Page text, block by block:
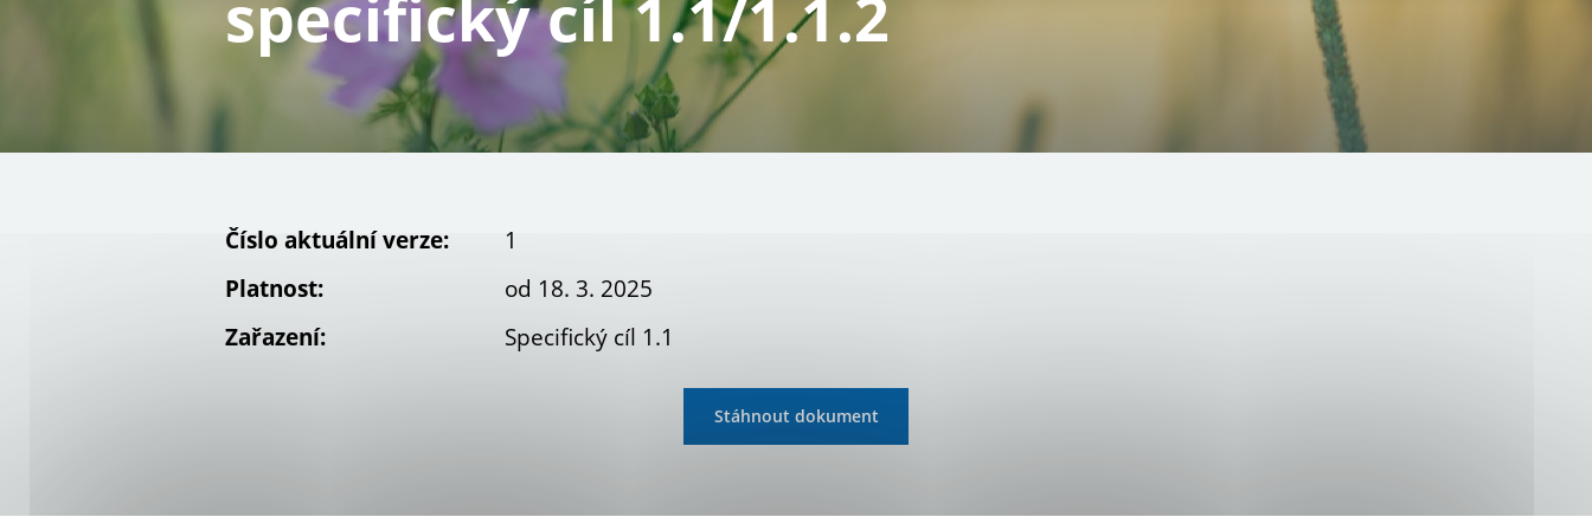
Číslo aktuální verze:
1
Platnost:
od 18. 3. 2025
Zařazení:
Specifický cíl 1.1
Stáhnout dokument